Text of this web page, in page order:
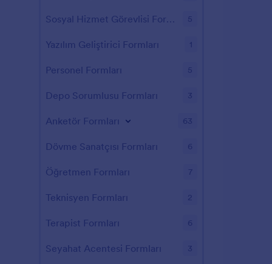
Sosyal Hizmet Görevlisi Formları 5
Yazılım Geliştirici Formları 1
Personel Formları 5
Depo Sorumlusu Formları 3
Anketör Formları 63
Dövme Sanatçısı Formları 6
Öğretmen Formları 7
Teknisyen Formları 2
Terapist Formları 6
Seyahat Acentesi Formları 3